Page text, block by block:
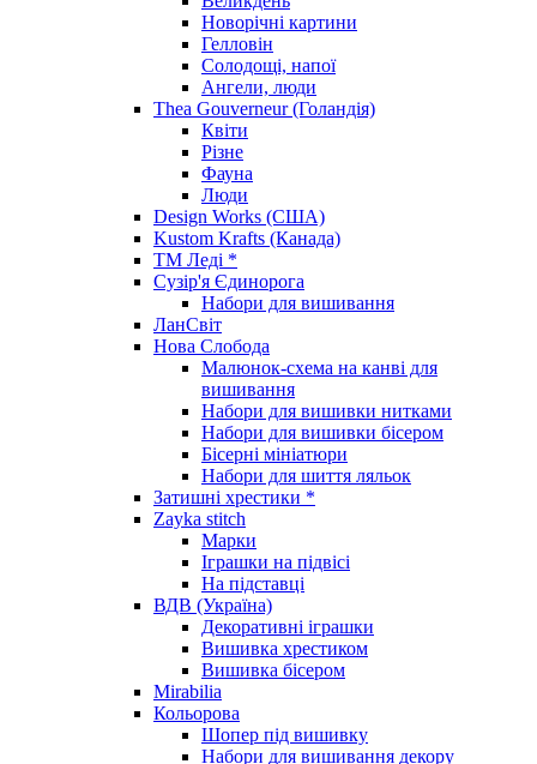
Новорічні картини
Гелловін
Солодощі, напої
Ангели, люди
Thea Gouverneur (Голандія)
Квіти
Різне
Фауна
Люди
Design Works (США)
Kustom Krafts (Канада)
ТМ Леді *
Сузір'я Єдинорога
Набори для вишивання
ЛанСвіт
Нова Слобода
Малюнок-схема на канві для
вишивання
Набори для вишивки нитками
Набори для вишивки бісером
Бісерні мініатюри
Набори для шиття ляльок
Затишні хрестики *
Zayka stitch
Марки
Іграшки на підвісі
На підставці
ВДВ (Україна)
Декоративні іграшки
Вишивка хрестиком
Вишивка бісером
Mirabilia
Кольорова
Шопер під вишивку
Набори для вишивання декору